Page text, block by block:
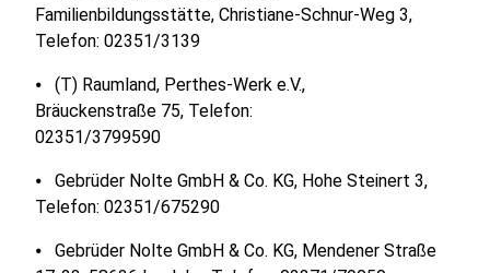
Familienbildungsstätte, Christiane-Schnur-Weg 3,
Telefon: 02351/3139
⦁ (T) Raumland, Perthes-Werk e.V.,
Bräuckenstraße 75, Telefon:
02351/3799590
⦁ Gebrüder Nolte GmbH & Co. KG, Hohe Steinert 3,
Telefon: 02351/675290
⦁ Gebrüder Nolte GmbH & Co. KG, Mendener Straße